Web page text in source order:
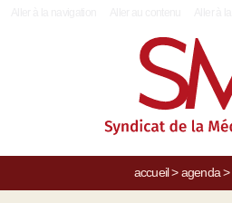
accueil> agenda>